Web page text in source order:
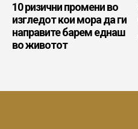
10 ризични промени во
изгледот кои мора да ги
направите барем еднаш
во животот